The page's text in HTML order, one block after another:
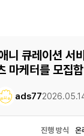
니 큐레이션 서
마케터를 모집
ads77
진행 방식 온